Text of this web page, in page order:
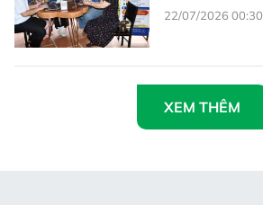
22/07/2026 00:30
XEM THÊM